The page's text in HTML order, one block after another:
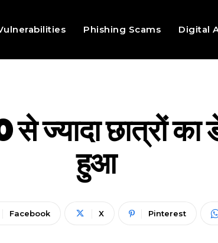
Phishing Scams Digital
छात्रों का
हुआ
Facebook X Pinterest